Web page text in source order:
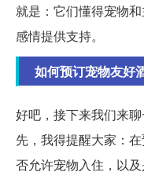
就是：它们懂得宠物
感情提供支持。
如何预订宠物友好
好吧，接下来我们来
先，我得提醒大家：
否允许宠物入住，以